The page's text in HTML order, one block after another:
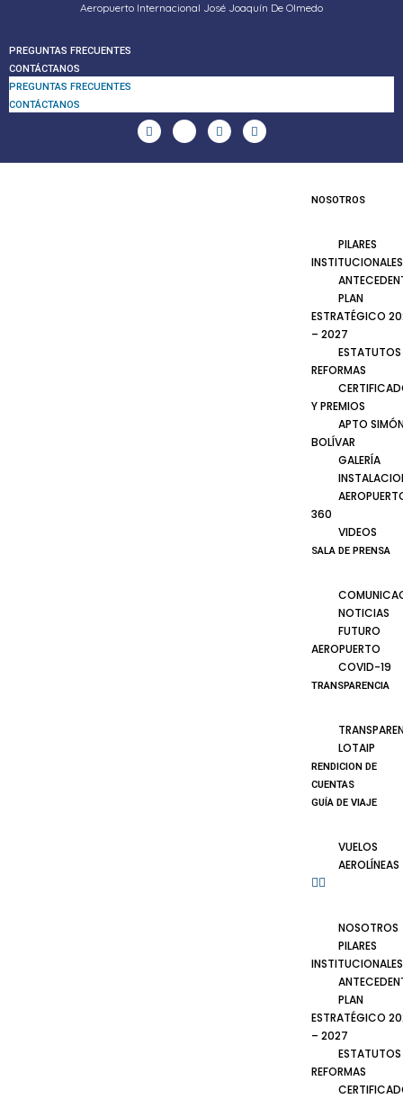
Aeropuerto Internacional José Joaquín De Olmedo
PREGUNTAS FRECUENTES
CONTÁCTANOS
PREGUNTAS FRECUENTES
CONTÁCTANOS
NOSOTROS
PILARES
INSTITUCIONALES
PLAN
ESTRATÉGICO
– 2027
ESTATUTOS
REFORMAS
Y PREMIOS
APTO
BOLÍVAR
GALERÍA
360
VIDEOS
SALA DE PRENSA
NOTICIAS
FUTURO
AEROPUERTO
COVID-19
TRANSPARENCIA
LOTAIP
RENDICION DE
CUENTAS
GUÍA DE VIAJE
VUELOS
AEROLÍNEAS
NOSOTROS
PILARES
INSTITUCIONALES
PLAN
ESTRATÉGICO
– 2027
ESTATUTOS
REFORMAS